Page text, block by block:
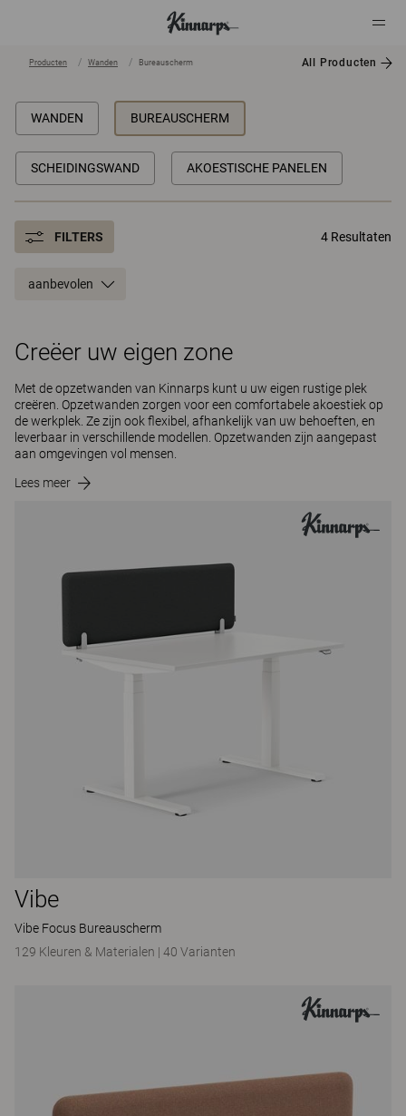
Producten Wanden Bureauscherm All Producten
WANDEN BUREAUSCHERM
SCHEIDINGSWAND AKOESTISCHE PANELEN
FILTERS 4 Resultaten
aanbevolen
Creëer uw eigen zone
Met de opzetwanden van Kinnarps kunt u uw eigen rustige plek
creëren. Opzetwanden zorgen voor een comfortabele akoestiek op
de werkplek. Ze zijn ook flexibel, afhankelijk van uw behoeften, en
leverbaar in verschillende modellen. Opzetwanden zijn aangepast
aan omgevingen vol mensen.
Lees meer
Vibe
Vibe Focus Bureauscherm
129 Kleuren & Materialen | 40 Varianten